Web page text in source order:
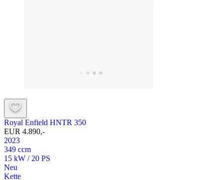
Royal Enfield HNTR 350
EUR 4.890,-
2023
349 ccm
15 kW / 20 PS
Neu
Kette